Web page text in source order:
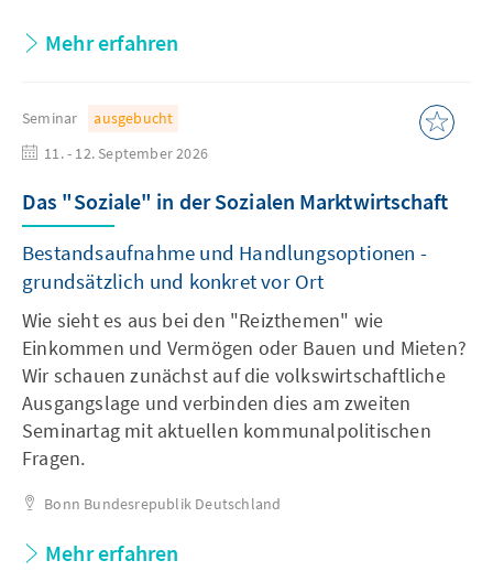
Mehr erfahren
Seminar
ausgebucht
11. - 12. September 2026
Das "Soziale" in der Sozialen Marktwirtschaft
Bestandsaufnahme und Handlungsoptionen -
grundsätzlich und konkret vor Ort
Wie sieht es aus bei den "Reizthemen" wie
Einkommen und Vermögen oder Bauen und Mieten?
Wir schauen zunächst auf die volkswirtschaftliche
Ausgangslage und verbinden dies am zweiten
Seminartag mit aktuellen kommunalpolitischen
Fragen.
Bonn Bundesrepublik Deutschland
Mehr erfahren